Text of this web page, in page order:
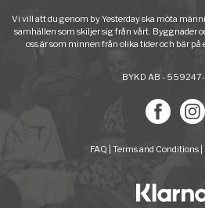
Vi vill att du genom by Yesterday ska möta
samhällen som skiljer sig från vårt. Byggnader
oss är som minnen från olika tider och bär
BYKD AB -
FAQ Terms and Conditions